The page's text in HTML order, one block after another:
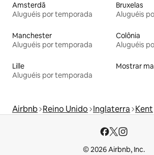
Amsterdã
Aluguéis por temporada
Bruxelas
Aluguéis
Manchester
Aluguéis por temporada
Colônia
Aluguéis
Lille
Aluguéis por temporada
Mostrar
Airbnb Reino Unido Inglaterra Kent
© 2026 Airbnb, Inc.